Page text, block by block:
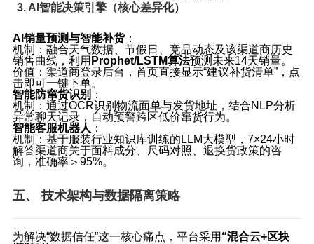
3. AI智能决策引擎（核心差异化）
AI销量预测与智能补货：
机制
：融合天气数据、节假日、竞品动态及该渠道商历史
销售曲线，利用 Prophet/LSTM算法预测未来14天销量。
价值 ：渠道商登录后台，首页直接显示“建议补货清单”，点
击即可一键下单。
智能防窜货识别 ：
机制
：通过OCR识别物流面单与发货地址，结合NLP分析
异常聊天记录，自动预警跨区低价窜货行为。
智能客服机器人 ：
机制
：基于服装行业知识库训练的LLM大模型，7×24小时
解答渠道商关于面料成分、尺码对照、退换货政策的咨
询，准确率＞95%。
五、 技术架构与数据隔离策略
为解决“数据信任”这一核心痛点，平台采用 “混合云+区块